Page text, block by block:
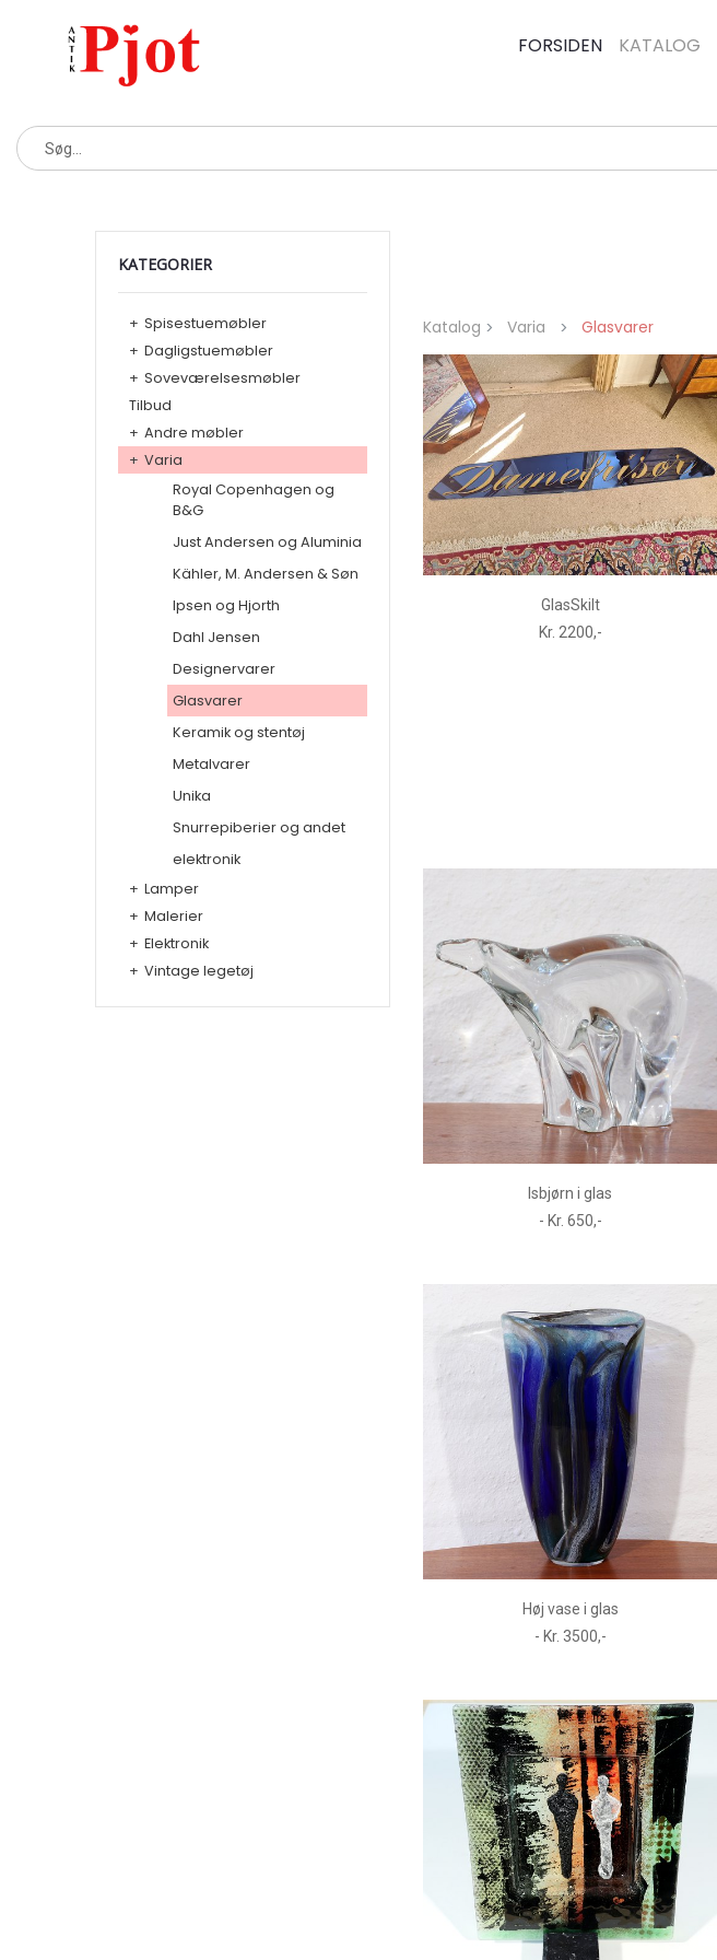
FORSIDEN KATALOG
Katalog Varia Glasvarer
GlasSkilt
Kr. 2200,-
Isbjørn i glas
- Kr. 650,-
Høj vase i glas
- Kr. 3500,-
KATEGORIER
+ Spisestuemøbler
+ Dagligstuemøbler
+ Soveværelsesmøbler
Tilbud
+ Andre møbler
+ Varia
Royal Copenhagen og
B&G
Just Andersen og Aluminia
Kähler, M. Andersen & Søn
Ipsen og Hjorth
Dahl Jensen
Designervarer
Glasvarer
Keramik og stentøj
Metalvarer
Unika
Snurrepiberier og andet
elektronik
+ Lamper
+ Malerier
+ Elektronik
+ Vintage legetøj